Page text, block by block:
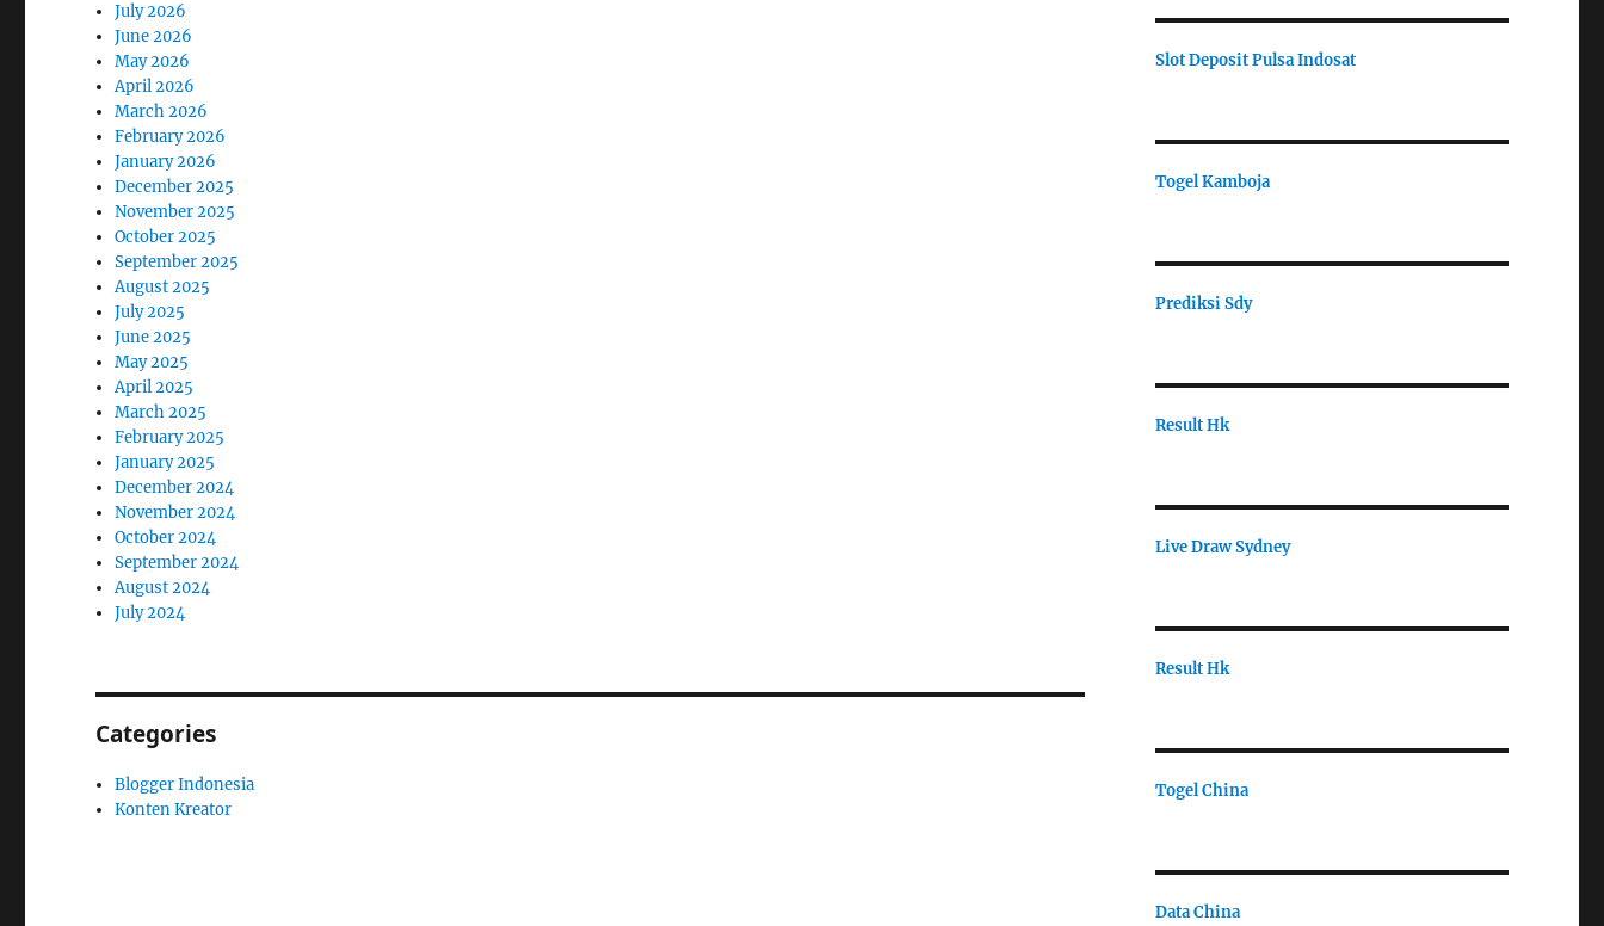
July 2026
June 2026
May 2026
April 2026
March 2026
February 2026
January 2026
December 2025
November 2025
October 2025
September 2025
August 2025
July 2025
June 2025
May 2025
April 2025
March 2025
February 2025
January 2025
December 2024
November 2024
October 2024
September 2024
August 2024
July 2024
Categories
Blogger Indonesia
Konten Kreator
Slot Deposit Pulsa Indosat
Togel Kamboja
Prediksi Sdy
Result Hk
Live Draw Sydney
Result Hk
Togel China
Data China